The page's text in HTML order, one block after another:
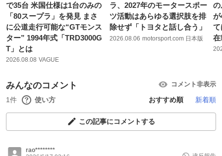
で35台 米国仕様は1台のみの
「80スープラ」を発見 まさ
に公道走行可能な“GTモンス
ター” 1994年式「TRD3000G
T」とは
2026.08.08 VAGUE
ラ、2027年のモータースポー
ツ活動はあらゆる選択肢を排
除せず「トヨタと話し合う」
2026.08.06 motorsport.com 日本版
の
が
て
在
みんなのコメント コメント非表示
1件 使い方 おすすめ順 新着順
この記事にコメントする
rao********